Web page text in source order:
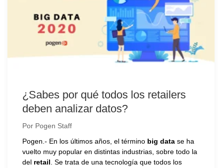
¿Sabes por qué todos los retailers
deben analizar datos?
Por Pogen Staff
Pogen.- En los últimos años, el término big data se ha
vuelto muy popular en distintas industrias, sobre todo la
del retail . Se trata de una tecnología que todos los